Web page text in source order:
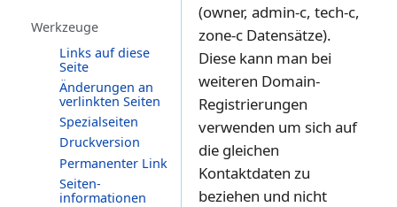
(owner, admin-c, tech-c,
zone-c Datensätze).
Diese kann man bei
weiteren Domain-
Registrierungen
verwenden um sich auf
die gleichen
Kontaktdaten zu
beziehen und nicht
Werkzeuge
Links auf diese
Seite
Änderungen an
verlinkten Seiten
Spezialseiten
Druckversion
Permanenter Link
Seiten­­
informationen